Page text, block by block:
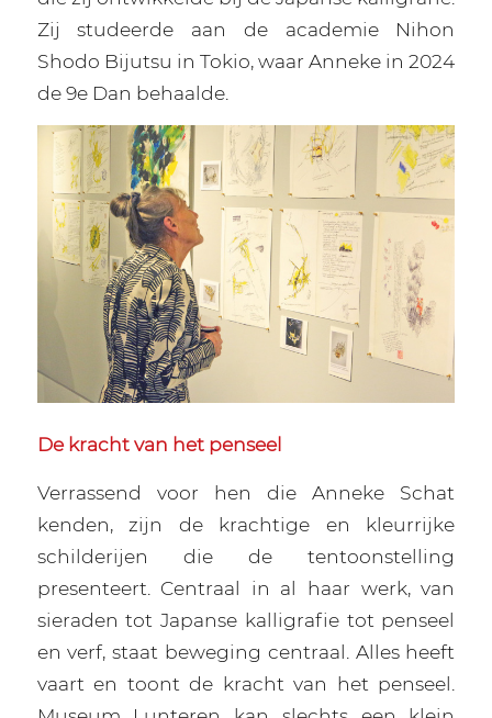
Zij studeerde aan de academie Nihon
Shodo Bijutsu in Tokio, waar Anneke in 2024
de 9e Dan behaalde.
De kracht van het penseel
Verrassend voor hen die Anneke Schat
kenden, zijn de krachtige en kleurrijke
schilderijen die de tentoonstelling
presenteert. Centraal in al haar werk, van
sieraden tot Japanse kalligrafie tot penseel
en verf, staat beweging centraal. Alles heeft
vaart en toont de kracht van het penseel.